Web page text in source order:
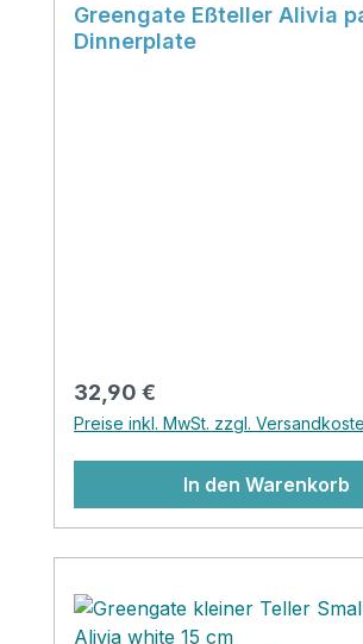
Greengate Eßteller Alivia
Dinnerplate
Regulärer Preis:
32,90 €
Preise inkl. MwSt. zzgl.
In den Warenkorb